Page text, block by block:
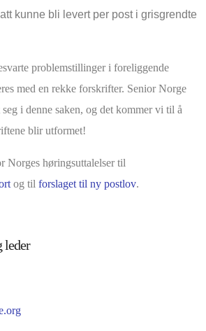
kunne bli levert per post i grisgrendte
problemstillinger i foreliggende
med en rekke forskrifter. Senior Norge
i denne saken, og det kommer vi til å
blir utformet!
Norges høringsuttalelser til
og til forslaget til ny postlov.
leder